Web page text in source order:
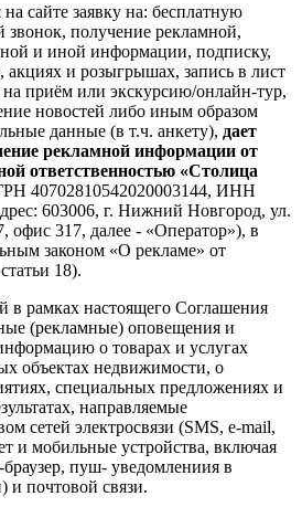
на сайте заявку на: бесплатную
звонок, получение рекламной,
и иной информации, подписку,
акциях и розыгрышах, запись в лист
приём или экскурсию/онлайн-тур,
новостей либо иным образом
данные (в т.ч. анкету), дает
рекламной информации от
ответственностью «Столица
40702810542020003144, ИНН
603006, г. Нижний Новгород, ул.
офис 317, далее - «Оператор»), в
законом «О рекламе» от
18).
в рамках настоящего Соглашения
(рекламные) оповещения и
о товарах и услугах
объектах недвижимости, о
специальных предложениях и
направляемые
сетей электросвязи (SMS, e-mail,
и мобильные устройства, включая
пуш- уведомлениия в
почтовой связи.